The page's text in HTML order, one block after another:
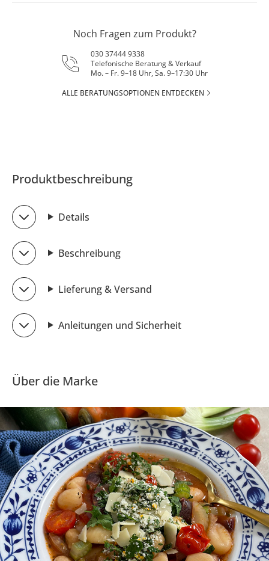
Noch Fragen zum Produkt?
030 37444 9338
Telefonische Beratung & Verkauf
Mo. – Fr. 9–18 Uhr, Sa. 9–17:30 Uhr
ALLE BERATUNGSOPTIONEN ENTDECKEN
Produktbeschreibung
Details
Beschreibung
Lieferung & Versand
Anleitungen und Sicherheit
Über die Marke